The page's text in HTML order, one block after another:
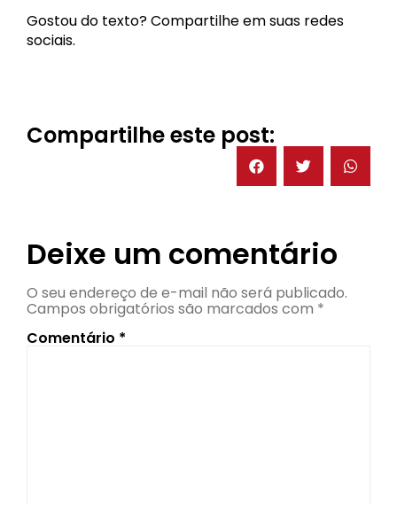
Gostou do texto? Compartilhe em suas redes
sociais.
Compartilhe este post:
Deixe um comentário
O seu endereço de e-mail não será publicado.
Campos obrigatórios são marcados com *
Comentário *